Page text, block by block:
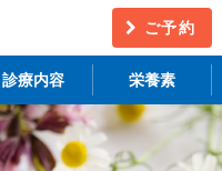
ご予約
診療内容
うつ・慢性疲労
栄養素